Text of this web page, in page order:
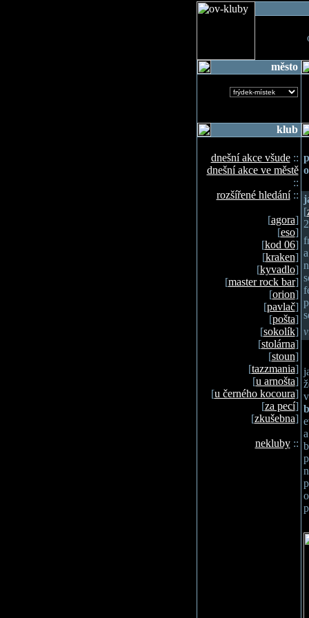
město
klub
dnešní akce všude::
dnešní akce ve městě
::
rozšířené hledání::
[agora]
[eso]
[kod 06]
[kraken]
[kyvadlo]
[master rock bar]
[orion]
[pavlač]
[pošta]
[sokolík]
[stolárna]
[stoun]
[tazzmania]
[u arnošta]
[u černého kocoura]
[za pecí]
[zkušebna]
nekluby::
[